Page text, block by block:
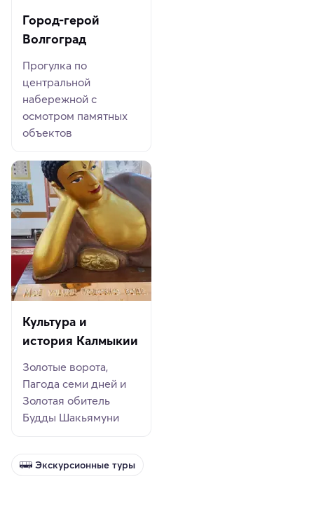
Город-герой
Волгоград
Прогулка по
центральной
набережной с
осмотром памятных
объектов
Культура и
история Калмыкии
Золотые ворота,
Пагода семи дней и
Золотая обитель
Будды Шакьямуни
Экскурсионные туры